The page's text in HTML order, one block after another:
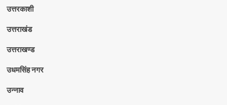
उत्तरकाशी
उत्तराखंड
उत्तराखण्ड
उधमसिंह नगर
उन्नाव